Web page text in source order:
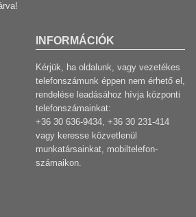
INFORMÁCIÓK
Kérjük, ha oldalunk, vagy vezetékes
telefonszámunk éppen nem érhető el,
rendelése leadásához hívja központi
telefonszámainkat:
+36 30 636-9434, +36 30 231-414
vagy keresse közvetlenül
munkatársainkat, mobiltelefon-
számaikon.